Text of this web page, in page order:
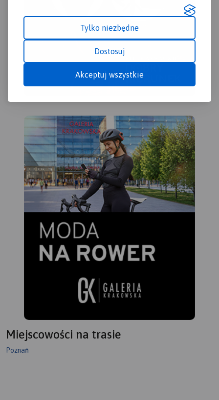
Tylko niezbędne
Dostosuj
Akceptuj wszystkie
Miejscowości na trasie
Poznań